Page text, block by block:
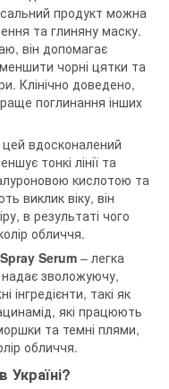
продукт можна
та глиняну маску.
він допомагає
чорні цятки та
Клінічно доведено,
поглинання інших
вдосконалений
тонкі лінії та
кислотою та
виклик віку, він
в результаті чого
обличчя.
Serum – легка
зволожуючу,
інгредієнти, такі як
які працюють
та темні плями,
обличчя.
в Україні?